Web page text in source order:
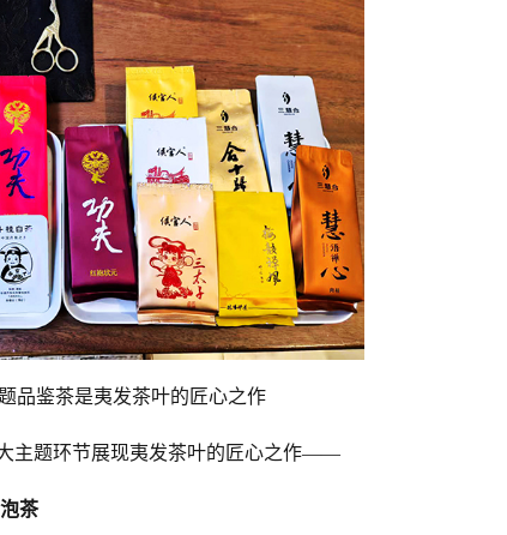
品鉴茶是夷发茶叶的匠心之作
主题环节展现夷发茶叶的匠心之作——
茶